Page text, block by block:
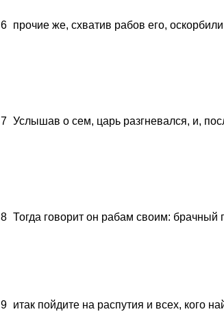
6 прочие же, схватив рабов его,
7 Услышав о сем, царь разгневался, и,
8 Тогда говорит он рабам своим:
9 итак пойдите на распутия и всех, кого